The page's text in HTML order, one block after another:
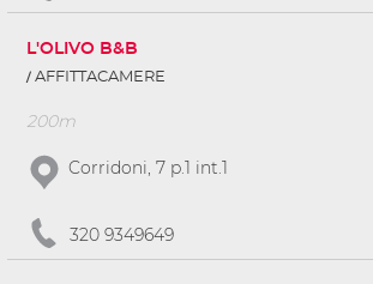
L'OLIVO B&B
AFFITTACAMERE
200m
Corridoni, 7 p.1 int.1
320 9349649